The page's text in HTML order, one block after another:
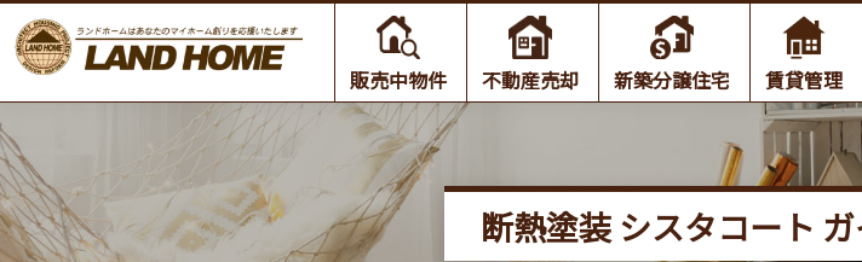
販売中物件 不動産売却 新築分譲住宅 賃貸管理
断熱塗装 シスタコート